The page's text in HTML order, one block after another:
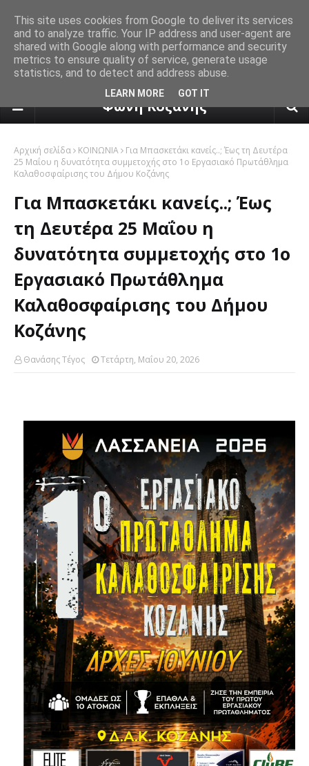
πρόγνωση καιρού από το
Φωνή Κοζάνης
Αρχική σελίδα ΚΟΙΝΩΝΙΑ
Για Μπασκετάκι κανείς..; Έως τη Δευτέρα
25 Μαΐου η δυνατότητα συμμετοχής στο 1ο Εργασιακό Πρωτάθλημα
Καλαθοσφαίρισης του Δήμου Κοζάνης
Για Μπασκετάκι κανείς..; Έως
τη Δευτέρα 25 Μαΐου η
δυνατότητα συμμετοχής στο 1ο
Εργασιακό Πρωτάθλημα
Καλαθοσφαίρισης του Δήμου
Κοζάνης
Θανάσης Τέγος Τετάρτη, Μαΐου 20, 2026
This site uses cookies from Google to deliver its services
and to analyze traffic. Your IP address and user-agent are
shared with Google along with performance and security
metrics to ensure quality of service, generate usage
statistics, and to detect and address abuse.
LEARN MORE GOT IT